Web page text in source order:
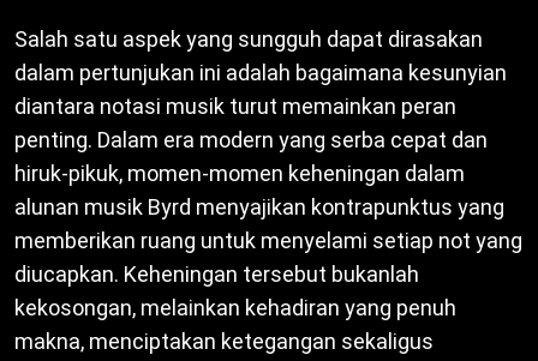
Salah satu aspek yang sungguh dapat dirasakan
dalam pertunjukan ini adalah bagaimana kesunyian
diantara notasi musik turut memainkan peran
penting. Dalam era modern yang serba cepat dan
hiruk-pikuk, momen-momen keheningan dalam
alunan musik Byrd menyajikan kontrapunktus yang
memberikan ruang untuk menyelami setiap not yang
diucapkan. Keheningan tersebut bukanlah
kekosongan, melainkan kehadiran yang penuh
makna, menciptakan ketegangan sekaligus